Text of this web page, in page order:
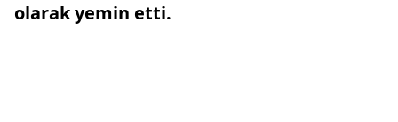
olarak yemin etti.